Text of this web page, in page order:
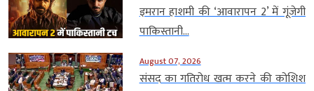
इमरान हाशमी की ‘आवारापन 2’ में गूंजेगी
पाकिस्तानी...
August 07, 2026
संसद का गतिरोध खत्म करने की कोशिश